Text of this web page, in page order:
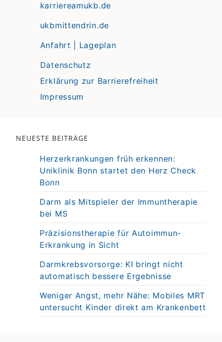
karriereamukb.de
ukbmittendrin.de
Anfahrt | Lageplan
Datenschutz
Erklärung zur Barrierefreiheit
Impressum
NEUESTE BEITRÄGE
Herzerkrankungen früh erkennen:
Uniklinik Bonn startet den Herz Check
Bonn
Darm als Mitspieler der Immuntherapie
bei MS
Präzisionstherapie für Autoimmun-
Erkrankung in Sicht
Darmkrebsvorsorge: KI bringt nicht
automatisch bessere Ergebnisse
Weniger Angst, mehr Nähe: Mobiles MRT
untersucht Kinder direkt am Krankenbett